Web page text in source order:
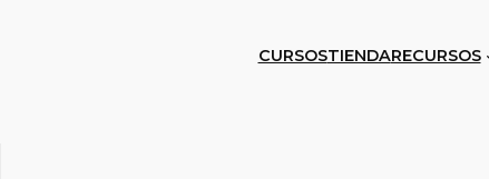
CURSOSTIENDARECURSOS